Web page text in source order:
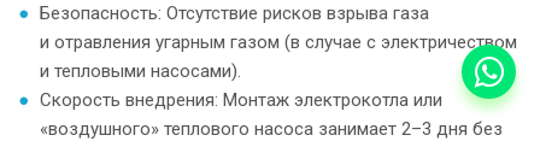
Безопасность: Отсутствие рисков взрыва газа
и отравления угарным газом (в случае с электричеством
и тепловыми насосами).
Скорость внедрения: Монтаж электрокотла или
«воздушного» теплового насоса занимает 2–3 дня без